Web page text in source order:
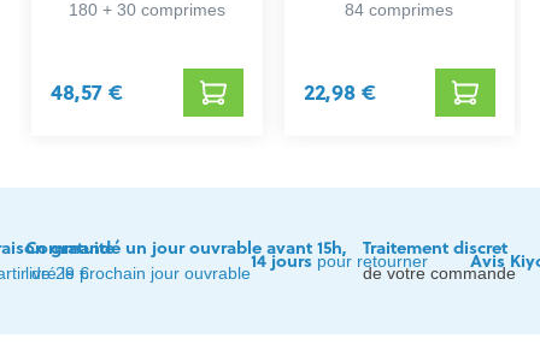
180 + 30 comprimes
48,57 €
84 comprimes
22,98 €
gratuite
de 29 €
Commandé un jour ouvrable avant 15h,
livré le prochain jour ouvrable
14 jourspour retourner
Traitement discret
de votre commande
Avis